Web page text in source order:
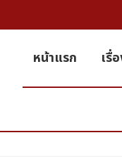
หน้าแรก เรื่